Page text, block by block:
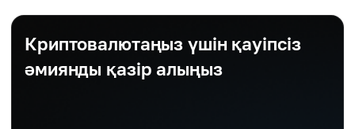
Криптовалютаңыз үшін қауіпсіз
әмиянды қазір алыңыз